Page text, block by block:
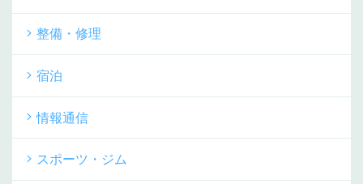
整備・修理
宿泊
情報通信
スポーツ・ジム